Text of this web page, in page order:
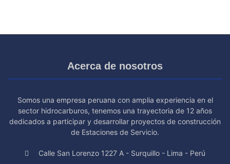
Acerca de nosotros
Somos una empresa peruana con amplia experiencia en el
sector hidrocarburos, tenemos una trayectoria de 12 años
dedicados a participar y desarrollar proyectos de construcción
de Estaciones de Servicio.
Calle San Lorenzo 1227 A - Surquillo - Lima - Perú